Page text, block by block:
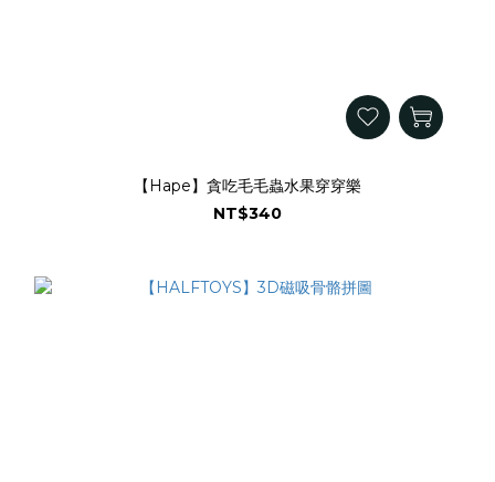
【Hape】貪吃毛毛蟲水果穿穿樂
NT$340